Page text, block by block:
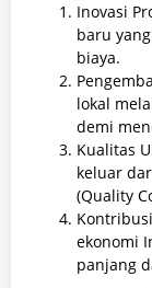
Inovasi
baru
biaya.
lokal
demi
Kualitas
keluar
(Quality
ekonomi
panjang